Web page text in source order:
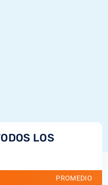
LOS
PROMEDIO